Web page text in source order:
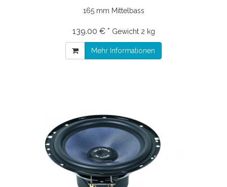
165 mm Mittelbass
139.00 € * Gewicht 2 kg
Mehr Informationen